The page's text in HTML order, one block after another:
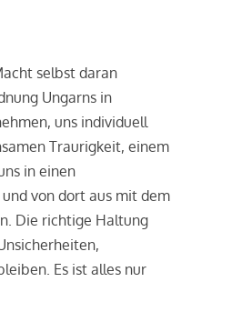
selbst daran
Ungarns in
uns individuell
Traurigkeit, einem
in einen
von dort aus mit dem
Die richtige Haltung
Es ist alles nur